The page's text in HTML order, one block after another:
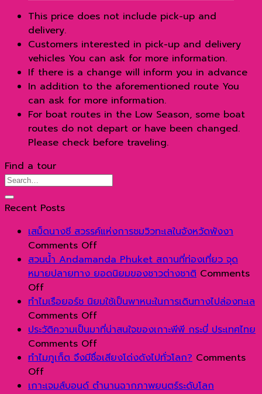
This price does not include pick-up and
delivery.
Customers interested in pick-up and delivery
vehicles You can ask for more information.
If there is a change will inform you in advance
In addition to the aforementioned route You
can ask for more information.
For boat routes in the Low Season, some boat
routes do not depart or have been changed.
Please check before traveling.
Find a tour
Recent Posts
เสม็ดนางชี สวรรค์แห่งการชมวิวทะเลในจังหวัดพังงา
Comments Offon
เสม็ด
นางชี
แห่ง
การ
ชม
วิว
ทะเลใน
พังงา
สวนน้ำ Andamanda Phuket สถานที่ท่องเที่ยว จุด
หมายปลายทาง ยอดนิยมของชาวต่างชาติ Comments
Offon
สวน
น้ำ
Andamanda
Phuket
สถาน
ที่
ท่อง
ทำไมเรือยอร์ช นิยมใช้เป็นพาหนะในการเดินทางไปล่องทะเล
Comments Offon
ทำไม
เรือ
ยอร์ช
ใช้
ประวัติความเป็นมาที่น่าสนใจของเกาะพีพี กระบี่ ประเทศไทย
Comments Offon
ประวัติ
เป็น
ทำไมภูเก็ต จึงมีชื่อเสียงโด่งดังไปทั่วโลก? Comments
Offon
ทำไม
เกาะเจมส์บอนด์ ตำนานฉากภาพยนตร์ระดับโลก